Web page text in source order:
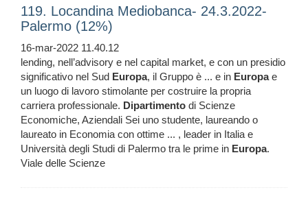
119. Locandina Mediobanca- 24.3.2022-
Palermo (12%)
16-mar-2022 11.40.12
lending, nell’advisory e nel capital market, e con un presidio
significativo nel Sud Europa, il Gruppo è ... e in Europae
un luogo di lavoro stimolante per costruire la propria
carriera professionale. Dipartimento di Scienze
Economiche, Aziendali Sei uno studente, laureando o
laureato in Economia con ottime ... , leader in Italia e
Università degli Studi di Palermo tra le prime in Europa.
Viale delle Scienze